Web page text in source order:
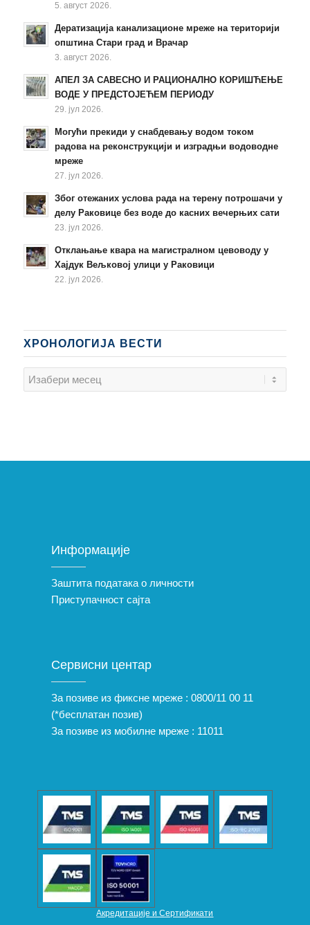
5. август 2026.
Дератизација канализационе мреже на територији
општина Стари град и Врачар
3. август 2026.
АПЕЛ ЗА САВЕСНО И РАЦИОНАЛНО КОРИШЋЕЊЕ
ВОДЕ У ПРЕДСТОЈЕЋЕМ ПЕРИОДУ
29. јул 2026.
Могући прекиди у снабдевању водом током
радова на реконструкцији и изградњи водоводне
мреже
27. јул 2026.
Због отежаних услова рада на терену потрошачи у
делу Раковице без воде до касних вечерњих сати
23. јул 2026.
Отклањање квара на магистралном цевоводу у
Хајдук Вељковој улици у Раковици
22. јул 2026.
ХРОНОЛОГИЈА ВЕСТИ
Информације
Заштита података о личности
Приступачност сајта
Сервисни центар
За позиве из фиксне мреже : 0800/11 00 11
(*бесплатан позив)
За позиве из мобилне мреже : 11011
Акредитације и Сертификати